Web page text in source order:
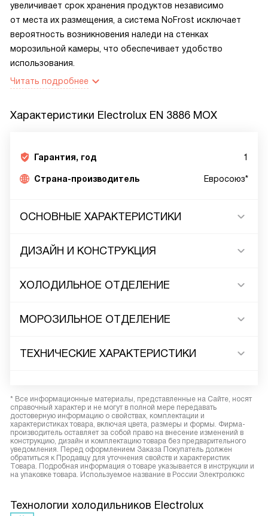
увеличивает срок хранения продуктов независимо
от места их размещения, а система NoFrost исключает
вероятность возникновения наледи на стенках
морозильной камеры, что обеспечивает удобство
использования.
Читать подробнее
Характеристики Electrolux EN 3886 MOX
Гарантия, год 1
Страна-производитель Евросоюз*
ОСНОВНЫЕ ХАРАКТЕРИСТИКИ
ДИЗАЙН И КОНСТРУКЦИЯ
ХОЛОДИЛЬНОЕ ОТДЕЛЕНИЕ
МОРОЗИЛЬНОЕ ОТДЕЛЕНИЕ
ТЕХНИЧЕСКИЕ ХАРАКТЕРИСТИКИ
* Все информационные материалы, представленные на Сайте, носят
справочный характер и не могут в полной мере передавать
достоверную информацию о свойствах, комплектации и
характеристиках товара, включая цвета, размеры и формы. Фирма-
производитель оставляет за собой право на внесение изменений в
конструкцию, дизайн и комплектацию товара без предварительного
уведомления. Перед оформлением Заказа Покупатель должен
обратиться к Продавцу для уточнения свойств и характеристик
Товара. Подробная информация о товаре указывается в инструкции и
на упаковке товара. Используемое название в России Электролюкс
Технологии холодильников Electrolux